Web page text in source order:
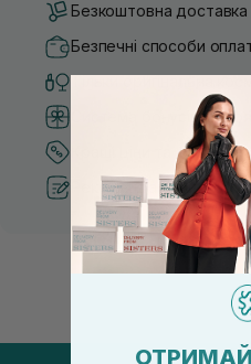
Безкоштовна доставка
Безпечні способи
Тільки оригінальна
Система бонусів та
Кращі ціни та топ
Рекомендації від